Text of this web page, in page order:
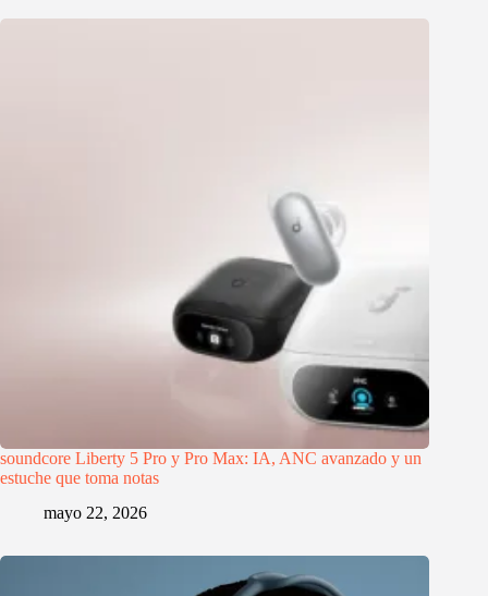
soundcore Liberty 5 Pro y Pro Max: IA, ANC avanzado y un
estuche que toma notas
mayo 22, 2026